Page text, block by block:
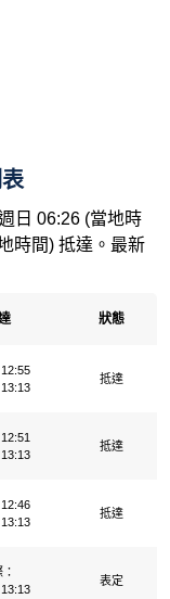
日 06:26 (當地時
時間) 抵達。最新
狀態
抵達
抵達
抵達
表定